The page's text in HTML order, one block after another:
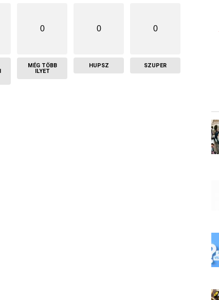
0
MÉG TÖBB
ILYET
0
HUPSZ
0
SZUPER